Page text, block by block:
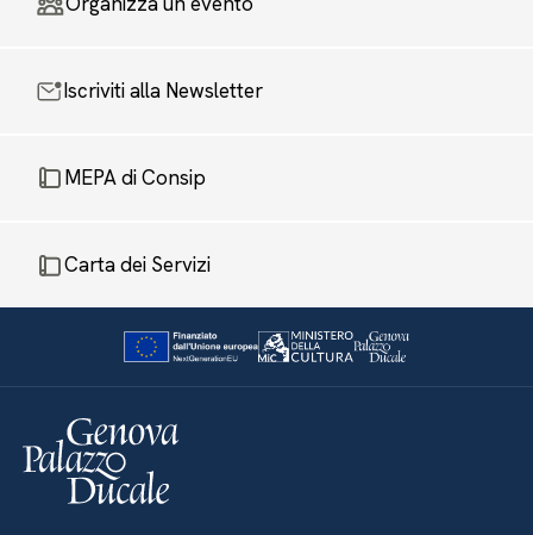
Iscriviti alla Newsletter
MEPA di Consip
Carta dei Servizi